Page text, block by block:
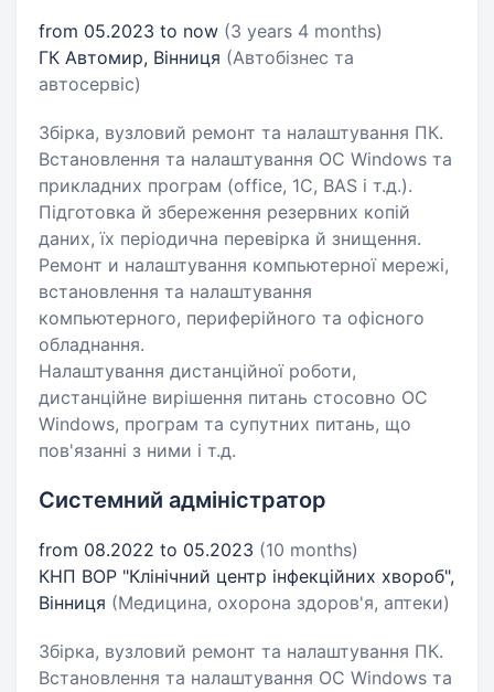
from 05.2023 to now (3 years 4 months)
ГК Автомир, Вінниця (Автобізнес та
автосервіс)
Збірка, вузловий ремонт та налаштування ПК.
Встановлення та налаштування ОС Windows та
прикладних програм (office, 1C, BAS і т.д.).
Підготовка й збереження резервних копій
даних, їх періодична перевірка й знищення.
Ремонт и налаштування компьютерної мережі,
встановлення та налаштування
компьютерного, периферійного та офісного
обладнання.
Налаштування дистанційної роботи,
дистанційне вирішення питань стосовно ОС
Windows, програм та супутних питань, що
пов'язанні з ними і т.д.
Системний адміністратор
from 08.2022 to 05.2023 (10 months)
КНП ВОР "Клінічний центр інфекційних хвороб",
Вінниця (Медицина, охорона здоров'я, аптеки)
Збірка, вузловий ремонт та налаштування ПК.
Встановлення та налаштування ОС Windows та